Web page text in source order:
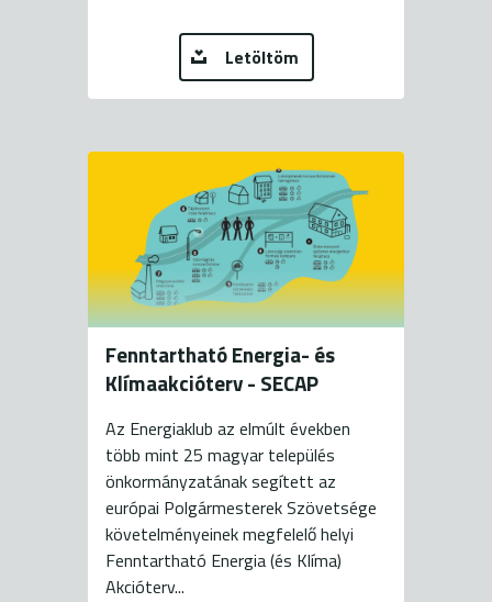
Letöltöm
Fenntartható Energia- és
Klímaakcióterv - SECAP
Az Energiaklub az elmúlt években
több mint 25 magyar település
önkormányzatának segített az
európai Polgármesterek Szövetsége
követelményeinek megfelelő helyi
Fenntartható Energia (és Klíma)
Akcióterv...